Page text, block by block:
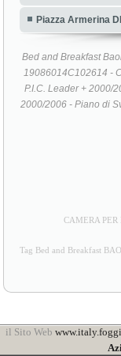
Piazza Armerina
Bed and Breakfast
19086014C102614 -
P.I.C. Leader + 2000/
2000/2006 - Piano di
CAMERA
Tag Bed and Breakfast
il Sito Web